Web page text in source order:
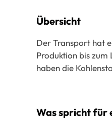
Übersicht
Der Transport hat
Produktion bis
haben die
Was spricht für